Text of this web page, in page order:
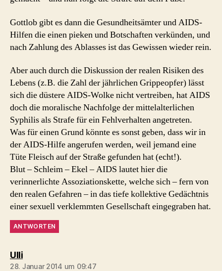
Gottlob gibt es dann die Gesundheitsämter und AIDS-
Hilfen die einen pieken und Botschaften verkünden, und
nach Zahlung des Ablasses ist das Gewissen wieder rein.
Aber auch durch die Diskussion der realen Risiken des
Lebens (z.B. die Zahl der jährlichen Grippeopfer) lässt
sich die düstere AIDS-Wolke nicht vertreiben, hat AIDS
doch die moralische Nachfolge der mittelalterlichen
Syphilis als Strafe für ein Fehlverhalten angetreten.
Was für einen Grund könnte es sonst geben, dass wir in
der AIDS-Hilfe angerufen werden, weil jemand eine
Tüte Fleisch auf der Straße gefunden hat (echt!).
Blut – Schleim – Ekel – AIDS lautet hier die
verinnerlichte Assoziationskette, welche sich – fern von
den realen Gefahren – in das tiefe kollektive Gedächtnis
einer sexuell verklemmten Gesellschaft eingegraben hat.
ANTWORTEN
Ullisagt:
28. Januar 2014 um 09:47